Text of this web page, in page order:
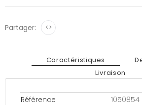
Partager: <>
Caractéristiques
Livraison
Référence
1050854